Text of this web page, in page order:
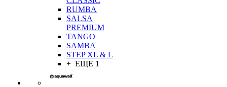
RUMBA
SALSA
PREMIUM
TANGO
SAMBA
STEP XL & L
+ ЕЩЕ 1